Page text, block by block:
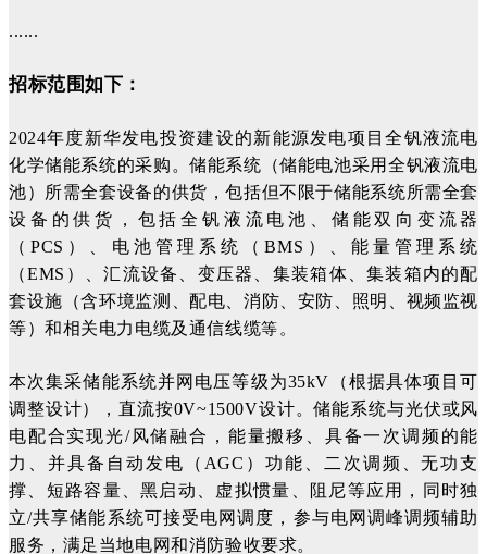
......
招标范围如下：
2024年度新华发电投资建设的新能源发电项目全钒液流电
化学储能系统的采购。储能系统（储能电池采用全钒液流电
池）所需全套设备的供货，包括但不限于储能系统所需全套
设备的供货，包括全钒液流电池、储能双向变流器
（PCS）、电池管理系统（BMS）、能量管理系统
（EMS）、汇流设备、变压器、集装箱体、集装箱内的配
套设施（含环境监测、配电、消防、安防、照明、视频监视
等）和相关电力电缆及通信线缆等。
本次集采储能系统并网电压等级为35kV（根据具体项目可
调整设计），直流按0V~1500V设计。储能系统与光伏或风
电配合实现光/风储融合，能量搬移、具备一次调频的能
力、并具备自动发电（AGC）功能、二次调频、无功支
撑、短路容量、黑启动、虚拟惯量、阻尼等应用，同时独
立/共享储能系统可接受电网调度，参与电网调峰调频辅助
服务，满足当地电网和消防验收要求。